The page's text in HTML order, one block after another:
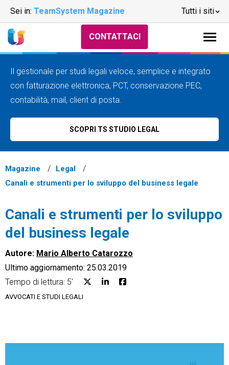
Sei in: TeamSystem Magazine Tutti i siti
CRM
CONTATTACI
Il gestionale per studi legali veloce, semplice e integrato
con fatturazione elettronica, PCT, conservazione PEC,
contabilità, mail, client di posta.
SCOPRI TS STUDIO LEGAL
Magazine
Legal
Canali e strumenti per lo sviluppo del business legale
Canali e strumenti per lo sviluppo
del business legale
Autore: Mario Alberto Catarozzo
Ultimo aggiornamento: 25.03.2019
Tempo di lettura: 5'
AVVOCATI E STUDI LEGALI